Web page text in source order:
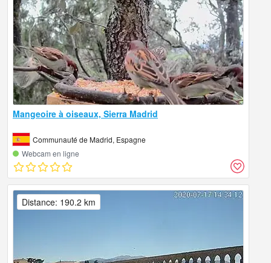
Mangeoire à oiseaux, Sierra Madrid
Communauté de Madrid, Espagne
Webcam en ligne
Distance: 190.2 km